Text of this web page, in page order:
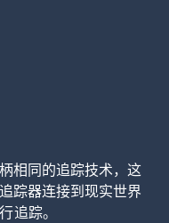
相同的追踪技术，这
踪器连接到现实世界
追踪。